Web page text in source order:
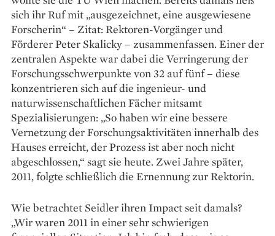
sich ihr Ruf mit „ausgezeichnet, eine ausgewiesene
Forscherin“ – Zitat: Rektoren-Vorgänger und
Förderer Peter Skalicky – zusammenfassen. Einer der
zentralen Aspekte war dabei die Verringerung der
Forschungsschwerpunkte von 32 auf fünf – diese
konzentrieren sich auf die ­ingenieur- und
naturwissenschaftlichen Fächer mitsamt
Spezialisierungen: „So haben wir eine bessere
Vernetzung der Forschungsaktivitäten innerhalb des
Hauses erreicht, der Prozess ist aber noch nicht
abgeschlossen,“ sagt sie heute. Zwei Jahre später,
2011, folgte schließlich die Ernennung zur Rektorin.
Wie betrachtet Seidler ihren Impact seit damals?
„Wir waren 2011 in einer sehr schwierigen